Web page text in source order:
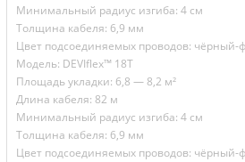
Минимальный радиус изгиба: 4 см
Толщина кабеля: 6,9 мм
Модель: DEVIflex™ 18T
Площадь укладки: 6,8 — 8,2 м²
Длина кабеля: 82 м
Минимальный радиус изгиба: 4 см
Толщина кабеля: 6,9 мм